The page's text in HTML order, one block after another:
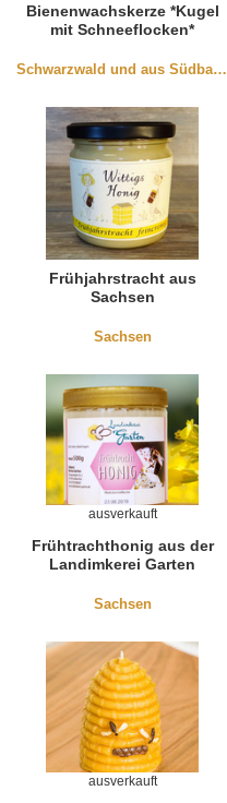
Bienenwachskerze *Kugel
mit Schneeflocken*
Schwarzwald und aus Südbaden
Frühjahrstracht aus
Sachsen
Sachsen
Frühtrachthonig aus der
Landimkerei Garten
Sachsen
ausverkauft
ausverkauft